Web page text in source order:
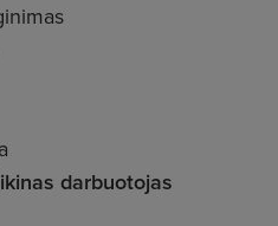
darbuotojas